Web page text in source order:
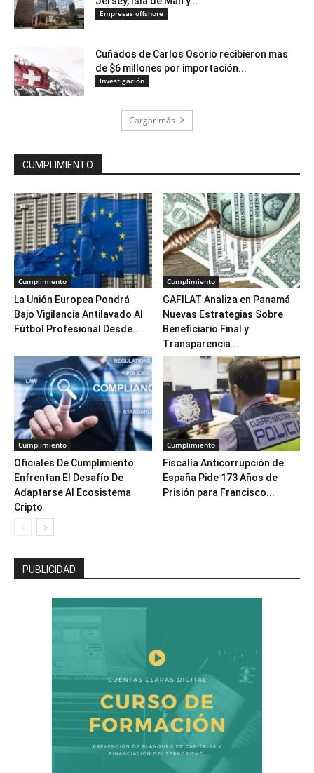
Empresas offshore
Cuñados de Carlos Osorio recibieron mas
de $6 millones por importación...
Investigación
Cargar más
CUMPLIMIENTO
Cumplimiento
La Unión Europea Pondrá
Bajo Vigilancia Antilavado Al
Fútbol Profesional Desde...
Cumplimiento
GAFILAT Analiza en Panamá
Nuevas Estrategias Sobre
Beneficiario Final y
Transparencia...
Cumplimiento
Oficiales De Cumplimiento
Enfrentan El Desafío De
Adaptarse Al Ecosistema
Cripto
Cumplimiento
Fiscalía Anticorrupción de
España Pide 173 Años de
Prisión para Francisco...
PUBLICIDAD